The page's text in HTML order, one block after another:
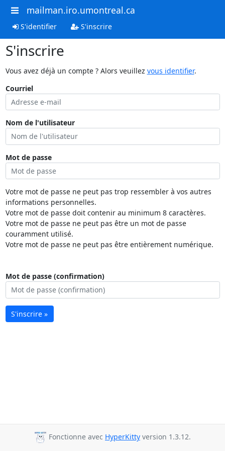
mailman.iro.umontreal.ca
S'identifier S'inscrire
S'inscrire
Vous avez déjà un compte ? Alors veuillez vous identifier.
Courriel
Nom de l'utilisateur
Mot de passe
Votre mot de passe ne peut pas trop ressembler à vos autres
informations personnelles.
Votre mot de passe doit contenir au minimum 8 caractères.
Votre mot de passe ne peut pas être un mot de passe
couramment utilisé.
Votre mot de passe ne peut pas être entièrement numérique.
Mot de passe (confirmation)
S'inscrire »
Fonctionne avec HyperKitty version 1.3.12.